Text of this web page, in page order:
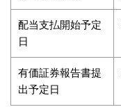
配当支払開始予定
日
有価証券報告書提
出予定日